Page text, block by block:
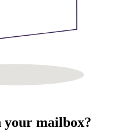
your mailbox?